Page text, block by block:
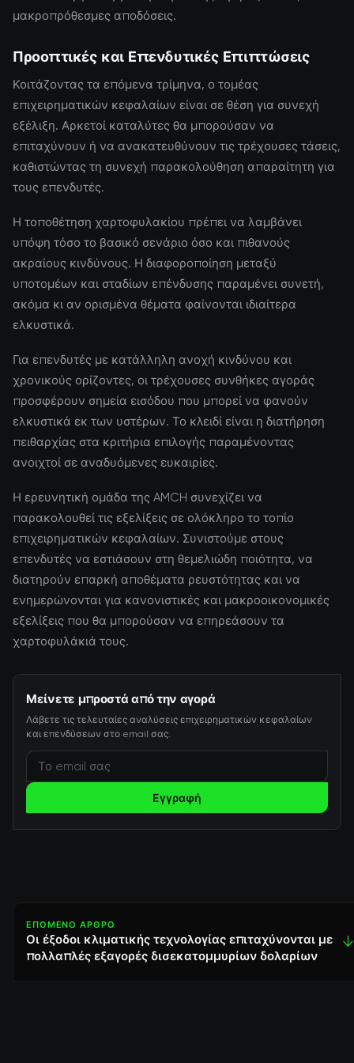
μακροπρόθεσμες αποδόσεις.
Προοπτικές και Επενδυτικές Επιπτώσεις
Κοιτάζοντας τα επόμενα τρίμηνα, ο τομέας
επιχειρηματικών κεφαλαίων είναι σε θέση για συνεχή
εξέλιξη. Αρκετοί καταλύτες θα μπορούσαν να
επιταχύνουν ή να ανακατευθύνουν τις τρέχουσες τάσεις,
καθιστώντας τη συνεχή παρακολούθηση απαραίτητη για
τους επενδυτές.
Η τοποθέτηση χαρτοφυλακίου πρέπει να λαμβάνει
υπόψη τόσο το βασικό σενάριο όσο και πιθανούς
ακραίους κινδύνους. Η διαφοροποίηση μεταξύ
υποτομέων και σταδίων επένδυσης παραμένει συνετή,
ακόμα κι αν ορισμένα θέματα φαίνονται ιδιαίτερα
ελκυστικά.
Για επενδυτές με κατάλληλη ανοχή κινδύνου και
χρονικούς ορίζοντες, οι τρέχουσες συνθήκες αγοράς
προσφέρουν σημεία εισόδου που μπορεί να φανούν
ελκυστικά εκ των υστέρων. Το κλειδί είναι η διατήρηση
πειθαρχίας στα κριτήρια επιλογής παραμένοντας
ανοιχτοί σε αναδυόμενες ευκαιρίες.
Η ερευνητική ομάδα της AMCH συνεχίζει να
παρακολουθεί τις εξελίξεις σε ολόκληρο το τοπίο
επιχειρηματικών κεφαλαίων. Συνιστούμε στους
επενδυτές να εστιάσουν στη θεμελιώδη ποιότητα, να
διατηρούν επαρκή αποθέματα ρευστότητας και να
ενημερώνονται για κανονιστικές και μακροοικονομικές
εξελίξεις που θα μπορούσαν να επηρεάσουν τα
χαρτοφυλάκιά τους.
Μείνετε μπροστά από την αγορά
Λάβετε τις τελευταίες αναλύσεις επιχειρηματικών κεφαλαίων
και επενδύσεων στο email σας.
Εγγραφή
ΕΠΌΜΕΝΟ ΆΡΘΡΟ
Οι έξοδοι κλιματικής τεχνολογίας επιταχύνονται με
πολλαπλές εξαγορές δισεκατομμυρίων δολαρίων
↓